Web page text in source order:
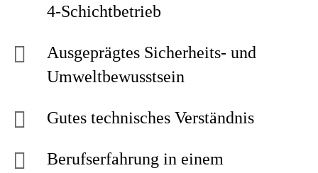
4-Schichtbetrieb
Ausgeprägtes Sicherheits- und
Umweltbewusstsein
Gutes technisches Verständnis
Berufserfahrung in einem